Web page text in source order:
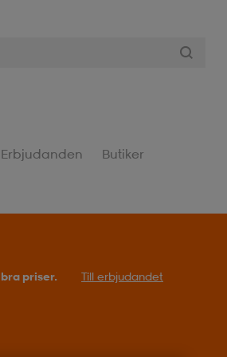
Erbjudanden Butiker
Till erbjudandet